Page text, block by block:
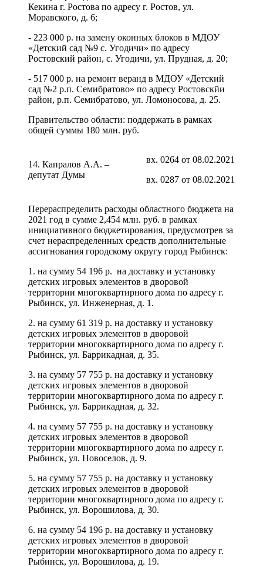
Кекина г. Ростова по адресу г. Ростов, ул.
Моравского, д. 6;
- 223 000 р. на замену оконных блоков в МДОУ
«Детский сад №9 с. Угодичи» по адресу
Ростовский район, с. Угодичи, ул. Прудная, д. 20;
- 517 000 р. на ремонт веранд в МДОУ «Детский
сад №2 р.п. Семибратово» по адресу Ростовскйи
район, р.п. Семибратово, ул. Ломоносова, д. 25.
Правительство области: поддержать в рамках
общей суммы 180 млн. руб.
14. Капралов А.А. –
депутат Думы
вх. 0264 от 08.02.2021
вх. 0287 от 08.02.2021
Перераспределить расходы областного бюджета на
2021 год в сумме 2,454 млн. руб. в рамках
инициативного бюджетирования, предусмотрев за
счет нераспределенных средств дополнительные
ассигнования городскому округу город Рыбинск:
1. на сумму 54 196 р. на доставку и установку
детских игровых элементов в дворовой
территории многоквартирного дома по адресу г.
Рыбинск, ул. Инженерная, д. 1.
2. на сумму 61 319 р. на доставку и установку
детских игровых элементов в дворовой
территории многоквартирного дома по адресу г.
Рыбинск, ул. Баррикадная, д. 35.
3. на сумму 57 755 р. на доставку и установку
детских игровых элементов в дворовой
территории многоквартирного дома по адресу г.
Рыбинск, ул. Баррикадная, д. 32.
4. на сумму 57 755 р. на доставку и установку
детских игровых элементов в дворовой
территории многоквартирного дома по адресу г.
Рыбинск, ул. Новоселов, д. 9.
5. на сумму 57 755 р. на доставку и установку
детских игровых элементов в дворовой
территории многоквартирного дома по адресу г.
Рыбинск, ул. Ворошилова, д. 30.
6. на сумму 54 196 р. на доставку и установку
детских игровых элементов в дворовой
территории многоквартирного дома по адресу г.
Рыбинск, ул. Ворошилова, д. 19.